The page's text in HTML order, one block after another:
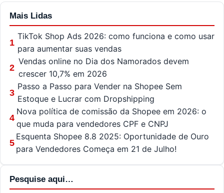
Mais Lidas
1
TikTok Shop Ads 2026: como funciona e como usar
para aumentar suas vendas
2
Vendas online no Dia dos Namorados devem
crescer 10,7% em 2026
3
Passo a Passo para Vender na Shopee Sem
Estoque e Lucrar com Dropshipping
4
Nova política de comissão da Shopee em 2026: o
que muda para vendedores CPF e CNPJ
5
Esquenta Shopee 8.8 2025: Oportunidade de Ouro
para Vendedores Começa em 21 de Julho!
Pesquise aqui…